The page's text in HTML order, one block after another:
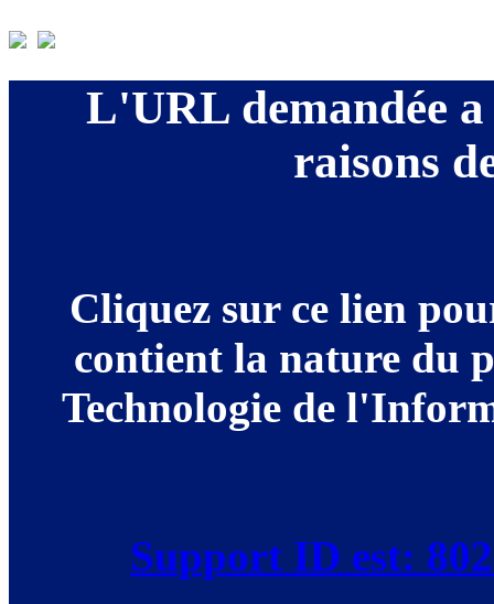
L'URL demandée a
raisons
Cliquez sur ce lien
contient la nature du
Technologie de
Support ID est: